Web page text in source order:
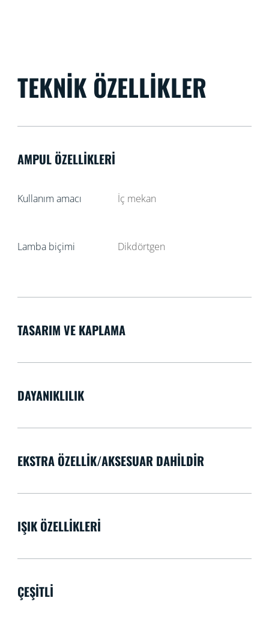
TEKNIK ÖZELLIKLER
AMPUL ÖZELLIKLERI
Kullanım amacı İç mekan
Lamba biçimi Dikdörtgen
TASARIM VE KAPLAMA
DAYANIKLILIK
EKSTRA ÖZELLIK/AKSESUAR DAHILDIR
IŞIK ÖZELLIKLERI
ÇEŞITLI